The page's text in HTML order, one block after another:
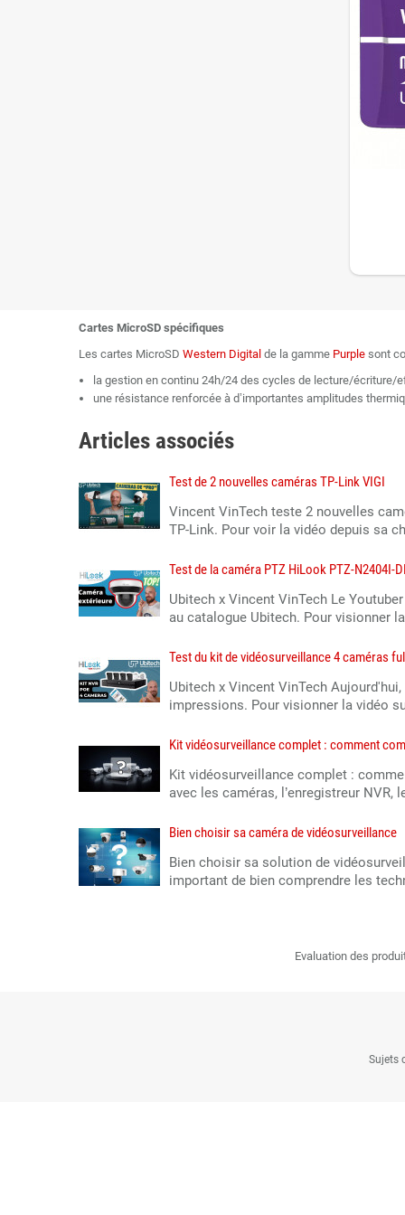
Cartes MicroSD spécifiques
Les cartes MicroSD Western Digital de la gamme Purple sont
la gestion en continu 24h/24 des cycles de lecture/écriture/
une résistance renforcée à d’importantes amplitudes
Articles associés
Test de 2 nouvelles caméras TP-Link VIGI
Vincent VinTech teste 2 nouvelles
TP-Link. Pour voir la vidéo depuis sa
Test de la caméra PTZ HiLook PTZ-N2404I-
Ubitech x Vincent VinTech Le
au catalogue Ubitech. Pour visionner
Test du kit de vidéosurveillance 4 caméras
Ubitech x Vincent VinTech
impressions. Pour visionner la vidéo
Kit vidéosurveillance complet : comment
Kit vidéosurveillance complet :
avec les caméras, l’enregistreur
Bien choisir sa caméra de vidéosurveillance
Bien choisir sa solution de
important de bien comprendre les
Evaluation des
Sujets